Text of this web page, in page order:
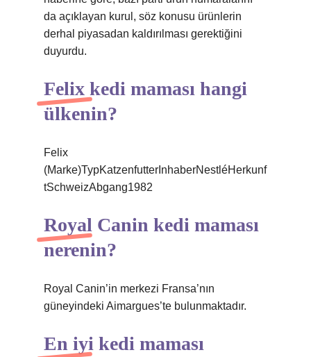
da açıklayan kurul, söz konusu ürünlerin
derhal piyasadan kaldırılması gerektiğini
duyurdu.
Felix kedi maması hangi
ülkenin?
Felix
(Marke)TypKatzenfutterInhaberNestléHerkunf
tSchweizAbgang1982
Royal Canin kedi maması
nerenin?
Royal Canin’in merkezi Fransa’nın
güneyindeki Aimargues’te bulunmaktadır.
En iyi kedi maması